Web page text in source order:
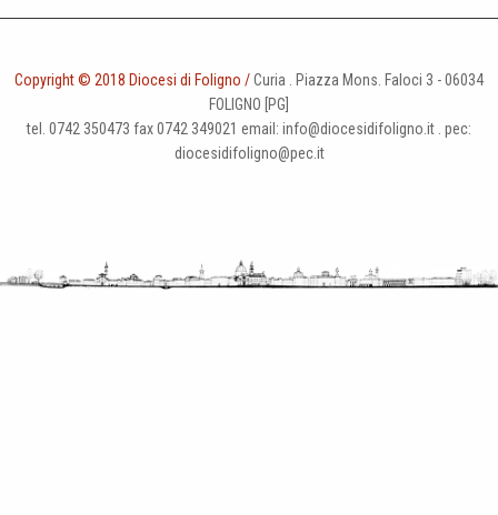
Copyright © 2018 Diocesi di Foligno /Curia . Piazza Mons. Faloci 3 - 06034
FOLIGNO [PG]
tel. 0742 350473 fax 0742 349021 email: info@diocesidifoligno.it . pec:
diocesidifoligno@pec.it